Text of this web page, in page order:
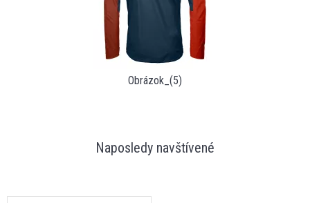
Obrázok_(5)
Naposledy navštívené